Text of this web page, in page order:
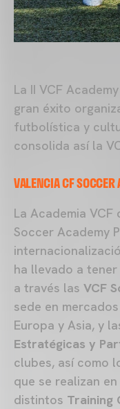
La II VCF
gran éxito
futbolística y
consolida así la
VALENCIA CF
La Academia
Soccer Academy
ha llevado a
a través las VCF
sede en
Europa y Asia, y
Estratégicas y
clubes, así como
que se realizan
distintos Training